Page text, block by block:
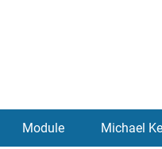
Module Michael